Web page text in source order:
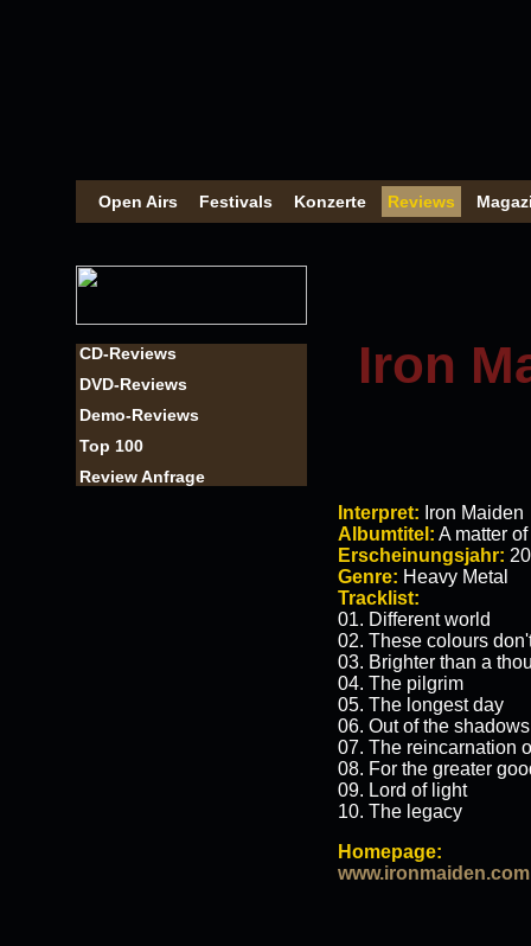
Open Airs Festivals Konzerte Reviews
CD-Reviews
DVD-Reviews
Demo-Reviews
Top 100
Review Anfrage
Iron
Interpret: Iron Maiden
Albumtitel: A matter
Erscheinungsjahr:
Genre: Heavy Metal
Tracklist:
01. Different world
02. These colours
03. Brighter than a
04. The pilgrim
05. The longest day
06. Out of the shadows
07. The reincarnation
08. For the greater
09. Lord of light
10. The legacy
Homepage:
www.ironmaiden.com